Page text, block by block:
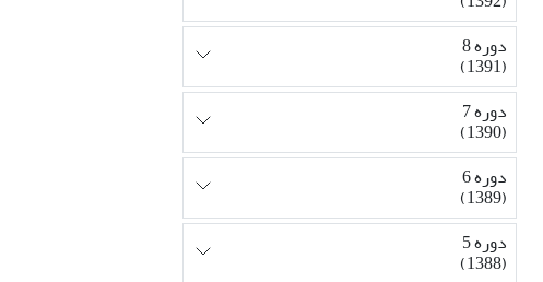
دوره 8
(1391)
دوره 7
(1390)
دوره 6
(1389)
دوره 5
(1388)